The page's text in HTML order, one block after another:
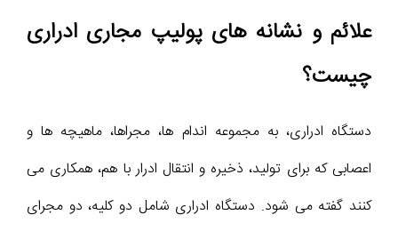
علائم و نشانه های پولیپ مجاری ادراری
چیست؟
دستگاه ادراری، به مجموعه اندام ها، مجراها، ماهیچه ها و
اعصابی که برای تولید، ذخیره و انتقال ادرار با هم، همکاری می
کنند گفته می شود. دستگاه ادراری شامل دو کلیه، دو مجرای